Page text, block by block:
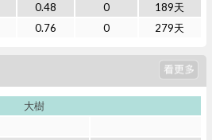
0.48 0
189天
0.76 0 279天
大樹